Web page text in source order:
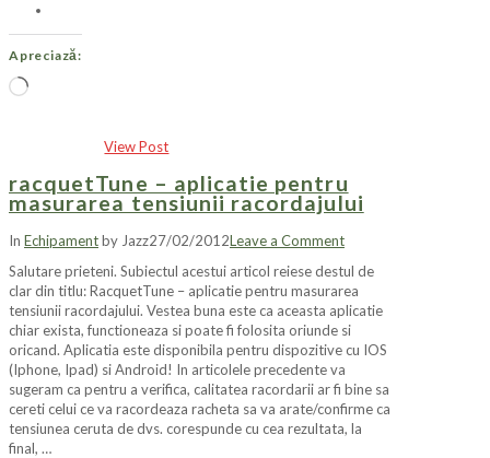
Apreciază:
Încarc...
View Post
racquetTune – aplicatie pentru
masurarea tensiunii racordajului
In Echipamentby Jazz27/02/2012Leave a Comment
Salutare prieteni. Subiectul acestui articol reiese destul de
clar din titlu: RacquetTune – aplicatie pentru masurarea
tensiunii racordajului. Vestea buna este ca aceasta aplicatie
chiar exista, functioneaza si poate fi folosita oriunde si
oricand. Aplicatia este disponibila pentru dispozitive cu IOS
(Iphone, Ipad) si Android! In articolele precedente va
sugeram ca pentru a verifica, calitatea racordarii ar fi bine sa
cereti celui ce va racordeaza racheta sa va arate/confirme ca
tensiunea ceruta de dvs. corespunde cu cea rezultata, la
final, …